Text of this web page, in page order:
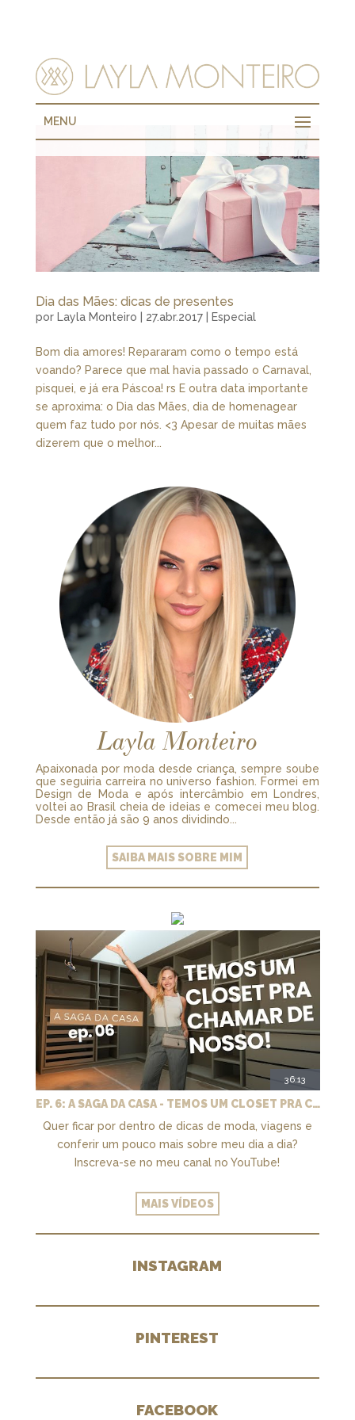
MENU
Dia das Mães: dicas de presentes
por Layla Monteiro 27.abr.2017| Especial
Bom dia amores! Repararam como o tempo está
voando? Parece que mal havia passado o Carnaval,
pisquei, e já era Páscoa! rs E outra data importante
se aproxima: o Dia das Mães, dia de homenagear
quem faz tudo por nós. <3 Apesar de muitas mães
dizerem que o melhor...
Layla Monteiro
Apaixonada por moda desde criança, sempre soube
que seguiria carreira no universo fashion. Formei em
Design de Moda e após intercâmbio em Londres,
voltei ao Brasil cheia de ideias e comecei meu blog.
Desde então já são 9 anos dividindo...
SAIBA MAIS SOBRE MIM
36:13
EP. 6: A SAGA DA CASA - TEMOS UM CLOSET PRA CHAMAR DE NOSSO + MARCENARIA E PAISAGISMO
Quer ficar por dentro de dicas de moda, viagens e
conferir um pouco mais sobre meu dia a dia?
Inscreva-se no meu canal no YouTube!
MAIS VÍDEOS
INSTAGRAM
PINTEREST
FACEBOOK